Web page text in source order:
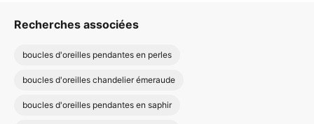
Recherches associées
boucles d'oreilles pendantes en perles
boucles d'oreilles chandelier émeraude
boucles d'oreilles pendantes en saphir